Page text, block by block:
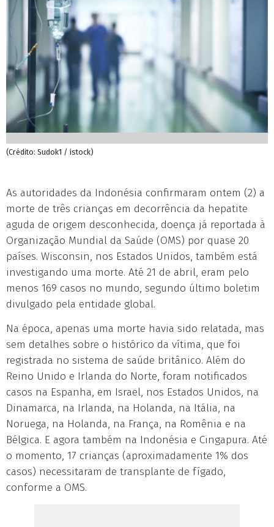
(Crédito: Sudok1 / istock)
As autoridades da Indonésia confirmaram ontem (2) a
morte de três crianças em decorrência da hepatite
aguda de origem desconhecida, doença já reportada à
Organização Mundial da Saúde (OMS) por quase 20
países. Wisconsin, nos Estados Unidos, também está
investigando uma morte. Até 21 de abril, eram pelo
menos 169 casos no mundo, segundo último boletim
divulgado pela entidade global.
Na época, apenas uma morte havia sido relatada, mas
sem detalhes sobre o histórico da vítima, que foi
registrada no sistema de saúde britânico. Além do
Reino Unido e Irlanda do Norte, foram notificados
casos na Espanha, em Israel, nos Estados Unidos, na
Dinamarca, na Irlanda, na Holanda, na Itália, na
Noruega, na Holanda, na França, na Romênia e na
Bélgica. E agora também na Indonésia e Cingapura. Até
o momento, 17 crianças (aproximadamente 1% dos
casos) necessitaram de transplante de fígado,
conforme a OMS.